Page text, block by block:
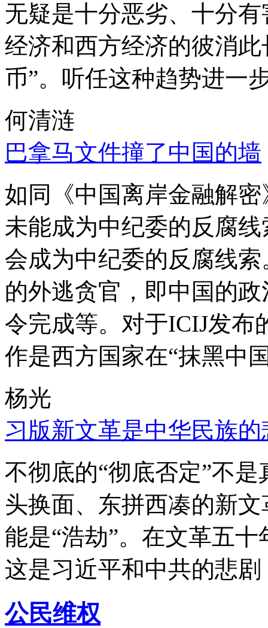
无疑是十分恶劣、十分
经济和西方经济的彼消
币”。听任这种趋势进一
何清涟
巴拿马文件撞了中国的墙
如同《中国离岸金融解
未能成为中纪委的反腐
会成为中纪委的反腐线
的外逃贪官，即中国的
令完成等。对于ICIJ发布
作是西方国家在“抹黑中
杨光
习版新文革是中华民族的
不彻底的“彻底否定”不
头换面、东拼西凑的新
能是“浩劫”。在文革五
这是习近平和中共的悲
公民维权